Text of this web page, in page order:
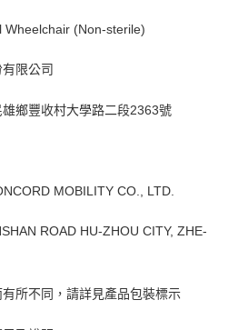
Wheelchair (Non-sterile)
限公司
鄉豐收村大學路二段2363號
MOBILITY CO., LTD.
ROAD HU-ZHOU CITY, ZHE-
所不同，請詳見產品包裝標示